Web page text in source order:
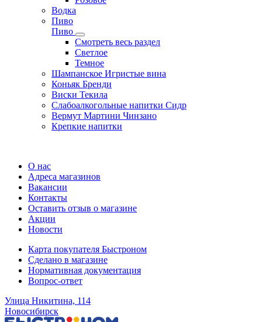
Водка
Пиво
Пиво
Смотреть весь раздел
Cветлое
Темное
Шампанское Игристые вина
Коньяк Бренди
Виски Текила
Слабоалкогольные напитки Сидр
Вермут Мартини Чинзано
Крепкие напитки
О нас
Адреса магазинов
Вакансии
Контакты
Оставить отзыв о магазине
Акции
Новости
Карта покупателя Быстроном
Сделано в магазине
Нормативная документация
Вопрос-ответ
Улица Никитина, 114
Новосибирск